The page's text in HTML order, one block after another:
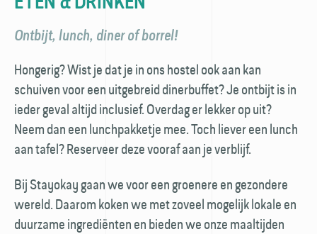
Ontbijt, lunch, diner of borrel!
Hongerig? Wist je dat je in ons hostel ook aan kan
schuiven voor een uitgebreid dinerbuffet? Je ontbijt is in
ieder geval altijd inclusief. Overdag er lekker op uit?
Neem dan een lunchpakketje mee. Toch liever een lunch
aan tafel? Reserveer deze vooraf aan je verblijf.
Bij Stayokay gaan we voor een groenere en gezondere
wereld. Daarom koken we met zoveel mogelijk lokale en
duurzame ingrediënten en bieden we onze maaltijden